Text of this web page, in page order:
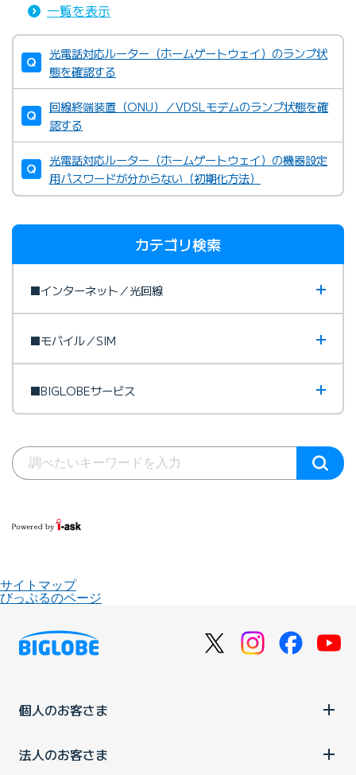
フレッツ光のお問い合わせ先
ドコモ光お問い合わせ先
一覧を表示
光電話対応ルーター（ホームゲートウェイ）のランプ状
態を確認する
回線終端装置（ONU）／VDSLモデムのランプ状態を確
認する
光電話対応ルーター（ホームゲートウェイ）の機器設定
用パスワードが分からない（初期化方法）
カテゴリ検索
■インターネット／光回線
■モバイル／SIM
■BIGLOBEサービス
サイトマップ
びっぷるのページ
個人のお客さま
法人のお客さま